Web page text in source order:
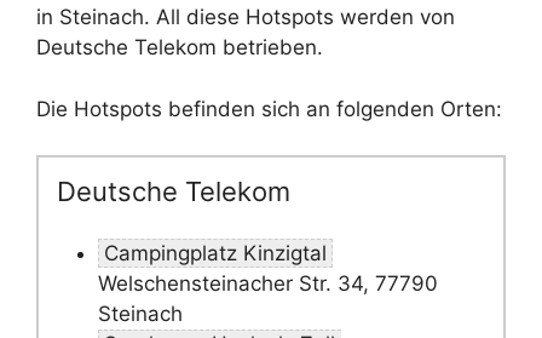
in Steinach. All diese Hotspots werden von
Deutsche Telekom betrieben.
Die Hotspots befinden sich an folgenden Orten:
Deutsche Telekom
Campingplatz Kinzigtal
Welschensteinacher Str. 34, 77790
Steinach